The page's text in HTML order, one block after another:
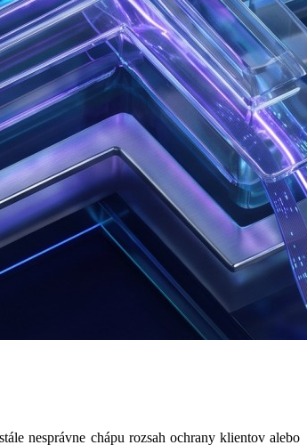
nesprávne chápu rozsah ochrany klientov alebo